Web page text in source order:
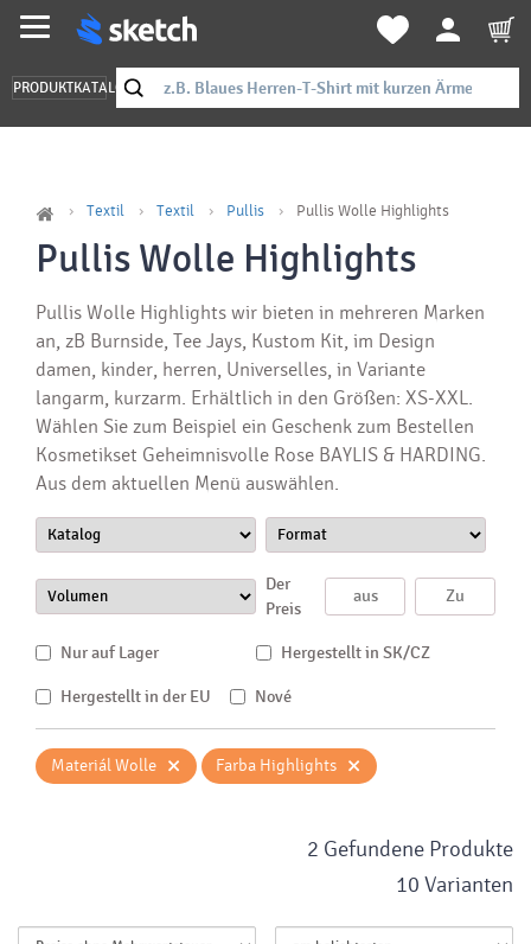
PRODUKTKATALOG
Textil Textil Pullis Pullis Wolle Highlights
Pullis Wolle Highlights
Pullis Wolle Highlights wir bieten in mehreren Marken
an, zB Burnside, Tee Jays, Kustom Kit, im Design
damen, kinder, herren, Universelles, in Variante
langarm, kurzarm. Erhältlich in den Größen: XS-XXL.
Wählen Sie zum Beispiel ein Geschenk zum Bestellen
Kosmetikset Geheimnisvolle Rose BAYLIS & HARDING.
Aus dem aktuellen Menü auswählen.
Der
Preis
Nur auf Lager Hergestellt in SK/CZ
Hergestellt in der EU Nové
Materiál Wolle × Farba Highlights ×
2 Gefundene Produkte
10 Varianten